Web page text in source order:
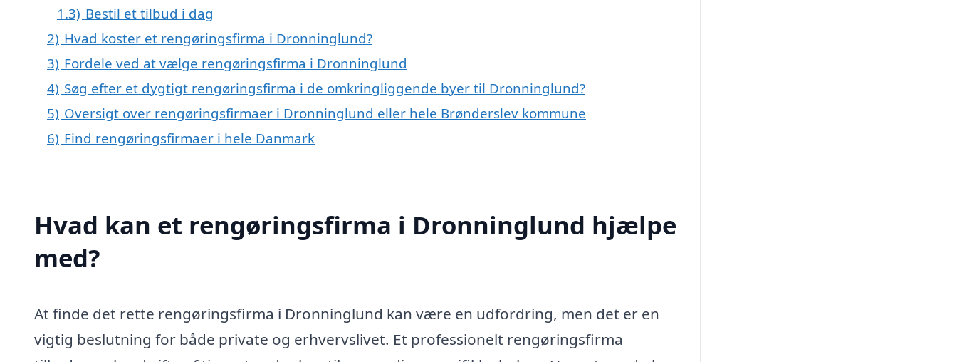
1.3) Bestil et tilbud i dag
2) Hvad koster et rengøringsfirma i Dronninglund?
3) Fordele ved at vælge rengøringsfirma i Dronninglund
4) Søg efter et dygtigt rengøringsfirma i de omkringliggende byer til Dronninglund?
5) Oversigt over rengøringsfirmaer i Dronninglund eller hele Brønderslev kommune
6) Find rengøringsfirmaer i hele Danmark
Hvad kan et rengøringsfirma i Dronninglund hjælpe
med?
At finde det rette rengøringsfirma i Dronninglund kan være en udfordring, men det er en
vigtig beslutning for både private og erhvervslivet. Et professionelt rengøringsfirma